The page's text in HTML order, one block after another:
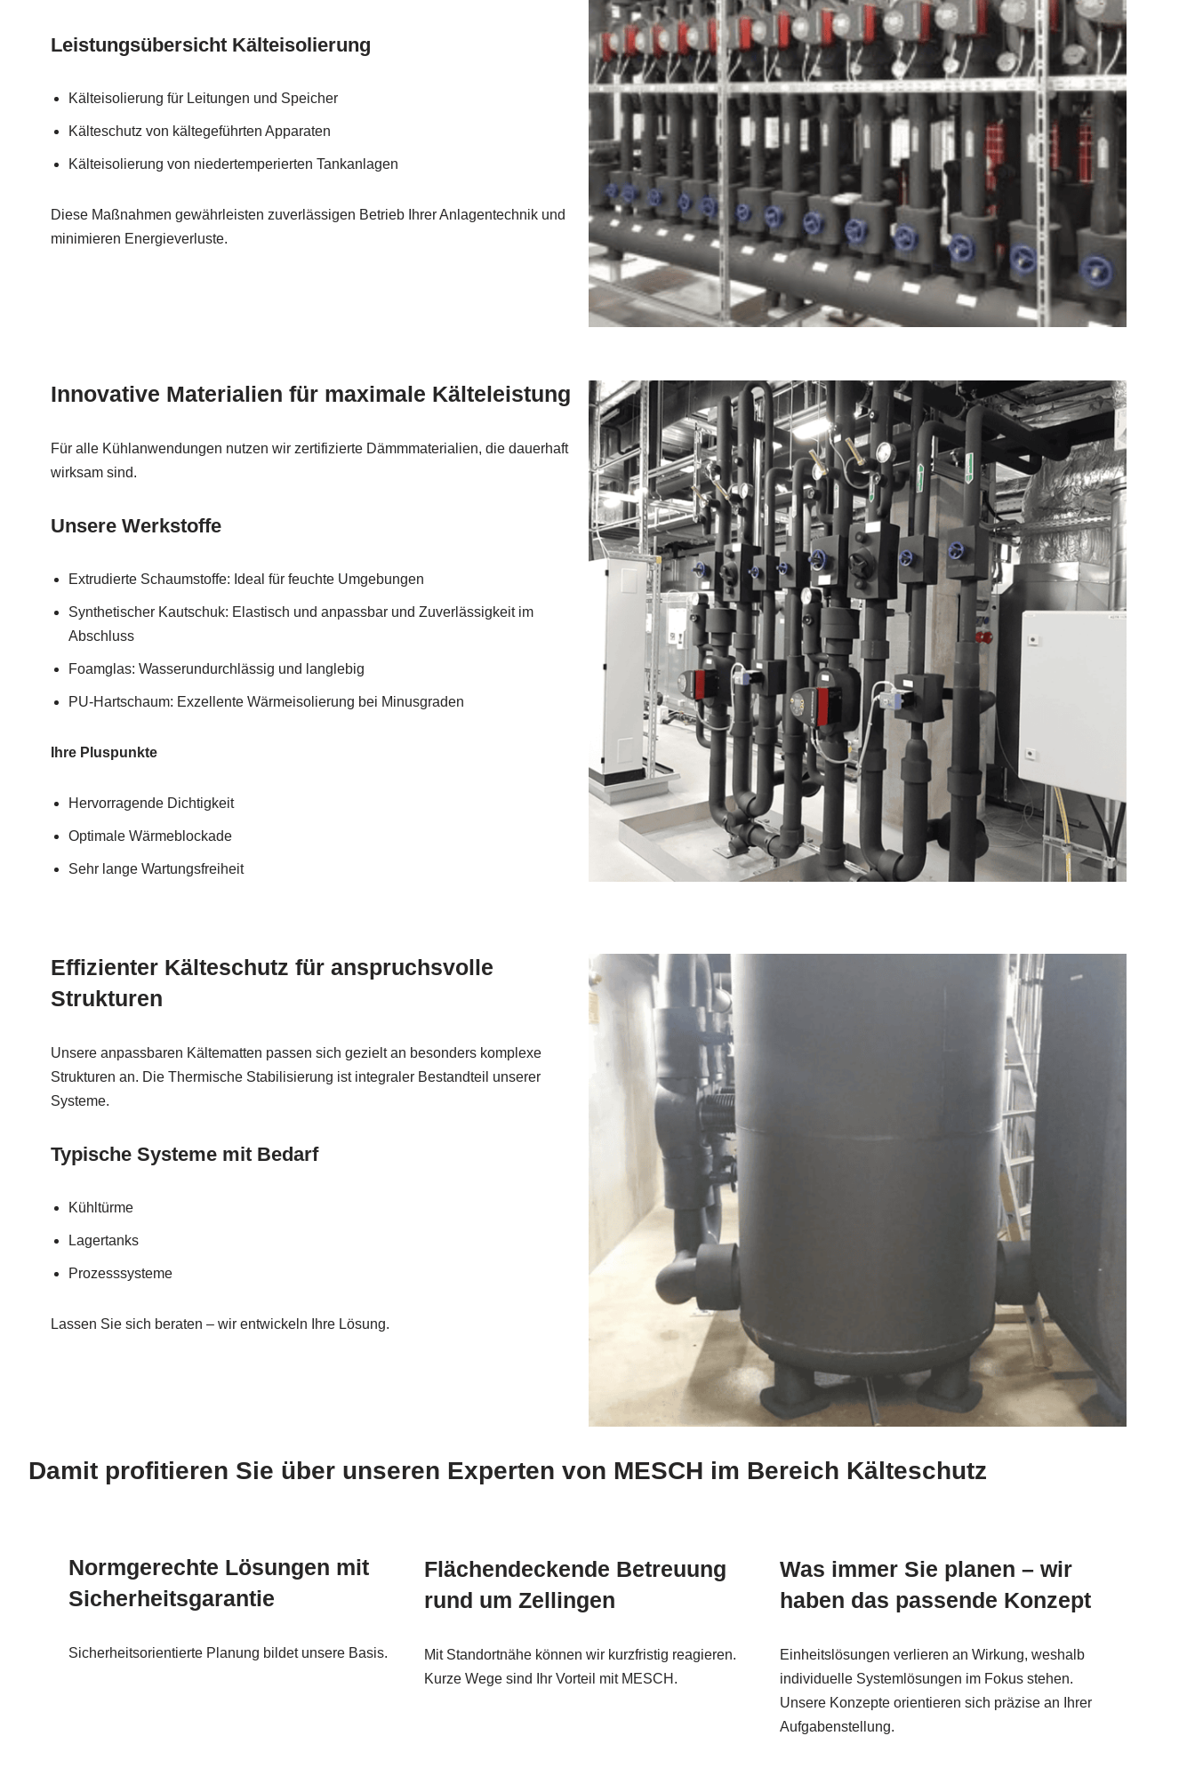
Leistungsübersicht Kälteisolierung
Kälteisolierung für Leitungen und Speicher
Kälteschutz von kältegeführten Apparaten
Kälteisolierung von niedertemperierten Tankanlagen
Diese Maßnahmen gewährleisten zuverlässigen Betrieb Ihrer Anlagentechnik und
minimieren Energieverluste.
Innovative Materialien für maximale Kälteleistung
Für alle Kühlanwendungen nutzen wir zertifizierte Dämmmaterialien, die dauerhaft
wirksam sind.
Unsere Werkstoffe
Extrudierte Schaumstoffe: Ideal für feuchte Umgebungen
Synthetischer Kautschuk: Elastisch und anpassbar und Zuverlässigkeit im
Abschluss
Foamglas: Wasserundurchlässig und langlebig
PU-Hartschaum: Exzellente Wärmeisolierung bei Minusgraden
Ihre Pluspunkte
Hervorragende Dichtigkeit
Optimale Wärmeblockade
Sehr lange Wartungsfreiheit
Effizienter Kälteschutz für anspruchsvolle
Strukturen
Unsere anpassbaren Kältematten passen sich gezielt an besonders komplexe
Strukturen an. Die Thermische Stabilisierung ist integraler Bestandteil unserer
Systeme.
Typische Systeme mit Bedarf
Kühltürme
Lagertanks
Prozesssysteme
Lassen Sie sich beraten – wir entwickeln Ihre Lösung.
Damit profitieren Sie über unseren Experten von MESCH im Bereich Kälteschutz
Normgerechte Lösungen mit
Sicherheitsgarantie
Sicherheitsorientierte Planung bildet unsere Basis.
Flächendeckende Betreuung
rund um Zellingen
Mit Standortnähe können wir kurzfristig reagieren.
Kurze Wege sind Ihr Vorteil mit MESCH.
Was immer Sie planen – wir
haben das passende Konzept
Einheitslösungen verlieren an Wirkung, weshalb
individuelle Systemlösungen im Fokus stehen.
Unsere Konzepte orientieren sich präzise an Ihrer
Aufgabenstellung.